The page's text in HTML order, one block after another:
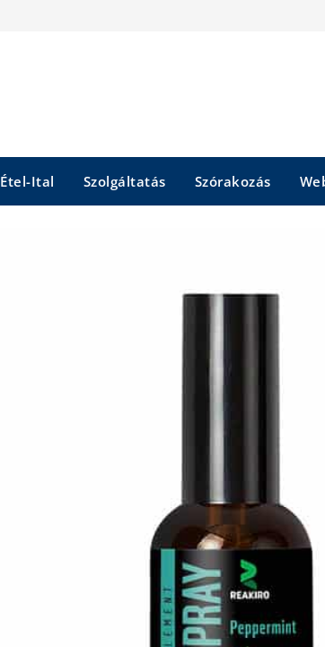
Étel-Ital Szolgáltatás Szórakozás